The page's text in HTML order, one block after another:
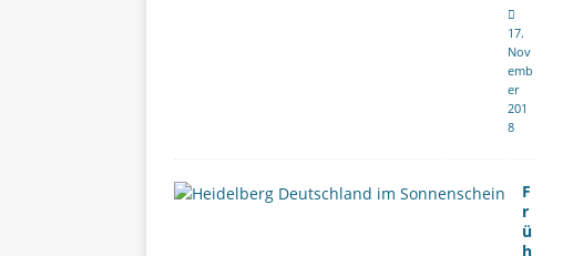
17.
Nov
emb
er
201
8
F
r
ü
h